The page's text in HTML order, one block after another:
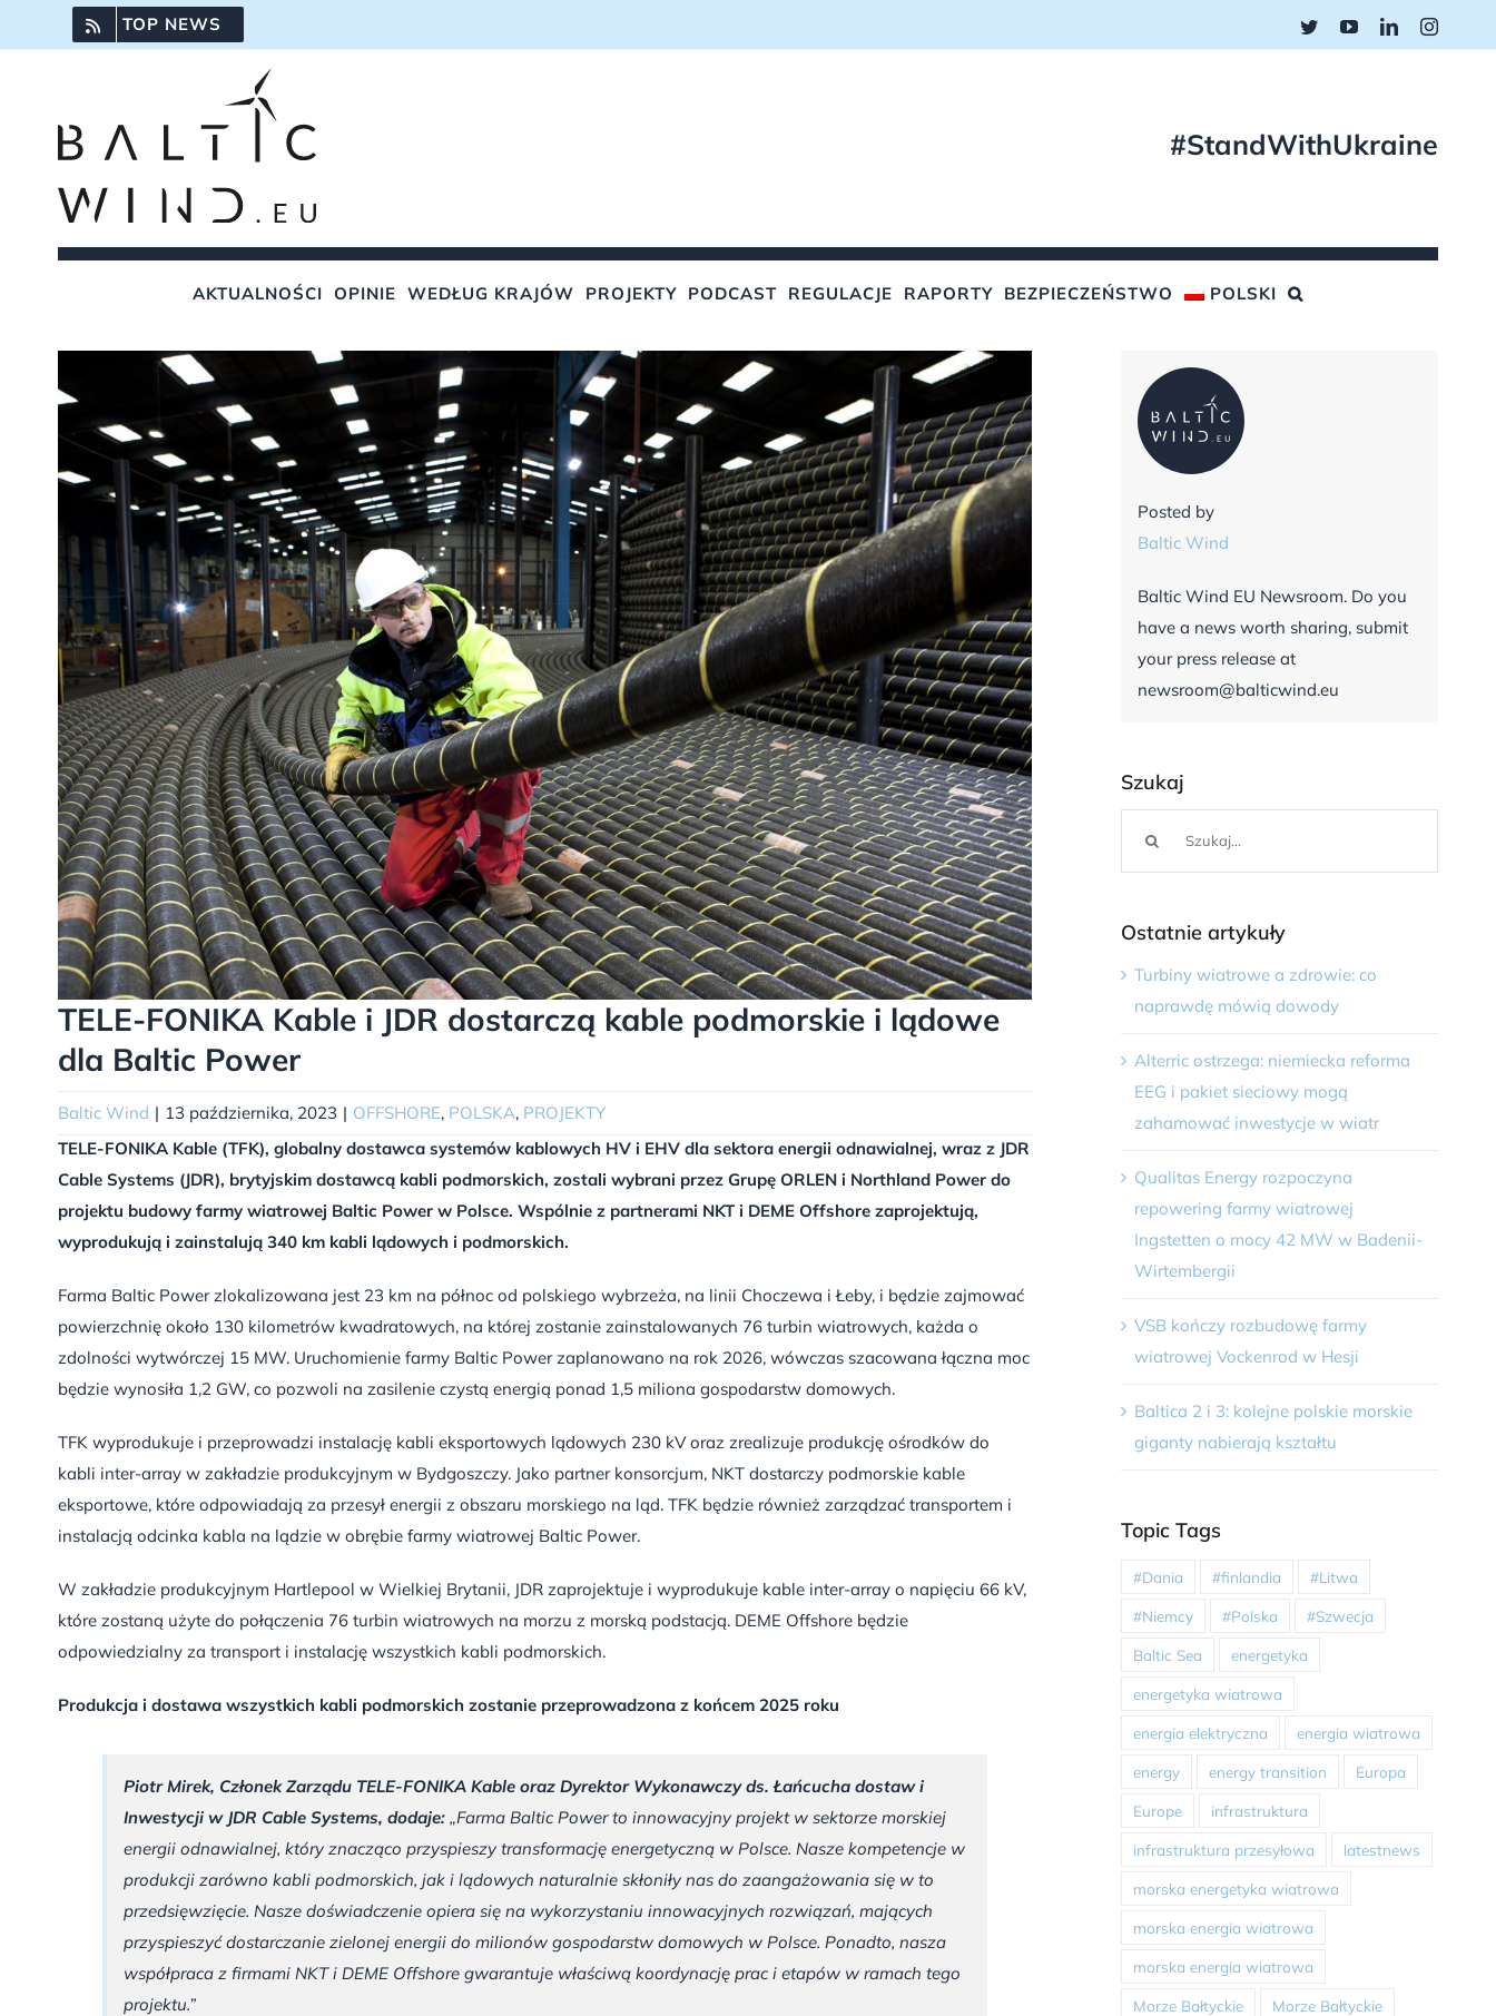
do
TOP NEWS TwitterYouTubeLinkedIn
#StandWithUkraine
AKTUALNOŚCI OPINIE WEDŁUG KRAJÓW PROJEKTY PODCAST REGULACJE RAPORTY BEZPIECZEŃSTWO POLSKI
większy
obrazek
TELE-FONIKA Kable i JDR dostarczą kable podmorskie i lądowe
dla Baltic Power
Baltic Wind | 13 października, 2023 | OFFSHORE, POLSKA, PROJEKTY
TELE-FONIKA Kable (TFK), globalny dostawca systemów kablowych HV i EHV dla sektora energii odnawialnej, wraz z JDR
Cable Systems (JDR), brytyjskim dostawcą kabli podmorskich, zostali wybrani przez Grupę ORLEN i Northland Power do
projektu budowy farmy wiatrowej Baltic Power w Polsce. Wspólnie z partnerami NKT i DEME Offshore zaprojektują,
wyprodukują i zainstalują 340 km kabli lądowych i podmorskich.
Farma Baltic Power zlokalizowana jest 23 km na północ od polskiego wybrzeża, na linii Choczewa i Łeby, i będzie zajmować
powierzchnię około 130 kilometrów kwadratowych, na której zostanie zainstalowanych 76 turbin wiatrowych, każda o
zdolności wytwórczej 15 MW. Uruchomienie farmy Baltic Power zaplanowano na rok 2026, wówczas szacowana łączna moc
będzie wynosiła 1,2 GW, co pozwoli na zasilenie czystą energią ponad 1,5 miliona gospodarstw domowych.
TFK wyprodukuje i przeprowadzi instalację kabli eksportowych lądowych 230 kV oraz zrealizuje produkcję ośrodków do
kabli inter-array w zakładzie produkcyjnym w Bydgoszczy. Jako partner konsorcjum, NKT dostarczy podmorskie kable
eksportowe, które odpowiadają za przesył energii z obszaru morskiego na ląd. TFK będzie również zarządzać transportem i
instalacją odcinka kabla na lądzie w obrębie farmy wiatrowej Baltic Power.
W zakładzie produkcyjnym Hartlepool w Wielkiej Brytanii, JDR zaprojektuje i wyprodukuje kable inter-array o napięciu 66 kV,
które zostaną użyte do połączenia 76 turbin wiatrowych na morzu z morską podstacją. DEME Offshore będzie
odpowiedzialny za transport i instalację wszystkich kabli podmorskich.
Produkcja i dostawa wszystkich kabli podmorskich zostanie przeprowadzona z końcem 2025 roku
Piotr Mirek, Członek Zarządu TELE-FONIKA Kable oraz Dyrektor Wykonawczy ds. Łańcucha dostaw i
Inwestycji w JDR Cable Systems, dodaje: „Farma Baltic Power to innowacyjny projekt w sektorze morskiej
energii odnawialnej, który znacząco przyspieszy transformację energetyczną w Polsce. Nasze kompetencje w
produkcji zarówno kabli podmorskich, jak i lądowych naturalnie skłoniły nas do zaangażowania się w to
przedsięwzięcie. Nasze doświadczenie opiera się na wykorzystaniu innowacyjnych rozwiązań, mających
przyspieszyć dostarczanie zielonej energii do milionów gospodarstw domowych w Polsce. Ponadto, nasza
współpraca z firmami NKT i DEME Offshore gwarantuje właściwą koordynację prac i etapów w ramach tego
projektu.”
Posted by
Baltic Wind
Baltic Wind EU Newsroom. Do you
have a news worth sharing, submit
your press release at
newsroom@balticwind.eu
Szukaj
Ostatnie artykuły
Turbiny wiatrowe a zdrowie: co
naprawdę mówią dowody
Alterric ostrzega: niemiecka reforma
EEG i pakiet sieciowy mogą
zahamować inwestycje w wiatr
Qualitas Energy rozpoczyna
repowering farmy wiatrowej
Ingstetten o mocy 42 MW w Badenii-
Wirtembergii
VSB kończy rozbudowę farmy
wiatrowej Vockenrod w Hesji
Baltica 2 i 3: kolejne polskie morskie
giganty nabierają kształtu
Topic Tags
#Dania #finlandia #Litwa
#Niemcy #Polska #Szwecja
Baltic Sea energetyka
energetyka wiatrowa
energia elektryczna energia wiatrowa
energy energy transition Europa
Europe infrastruktura
infrastruktura przesyłowa latestnews
morska energetyka wiatrowa
morska energia wiatrowa
morska energia wiatrowa
Morze Bałtyckie Morze Bałtyckie